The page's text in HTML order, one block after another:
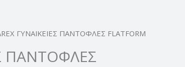
ΓΥΝΑΙΚΕΙΕΣ ΠΑΝΤΟΦΛΕΣ FLATFORM
ΠΑΝΤΟΦΛΕΣ